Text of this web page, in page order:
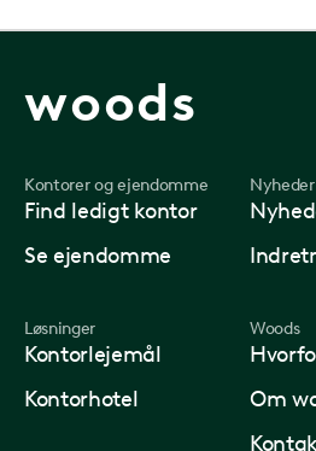
woods
Kontorer og ejendomme
Find ledigt kontor
Se ejendomme
Løsninger
Kontorlejemål
Kontorhotel
Nyheder
Woods
Om